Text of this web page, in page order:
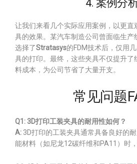
4. 案例分
让我们来看几个实际应用案例，以更直
具的效果。某汽车制造公司曾面临生产
选择了Stratasys的FDM技术后，仅用
具的打印。最终，这些夹具不仅提升了
料成本，为公司节省了大量开支。
常见问题
Q1: 3D打印工装夹具的耐用性如何？
A: 3D打印的工装夹具通常具备良好的
能材料（如尼龙12碳纤维和PA11）时